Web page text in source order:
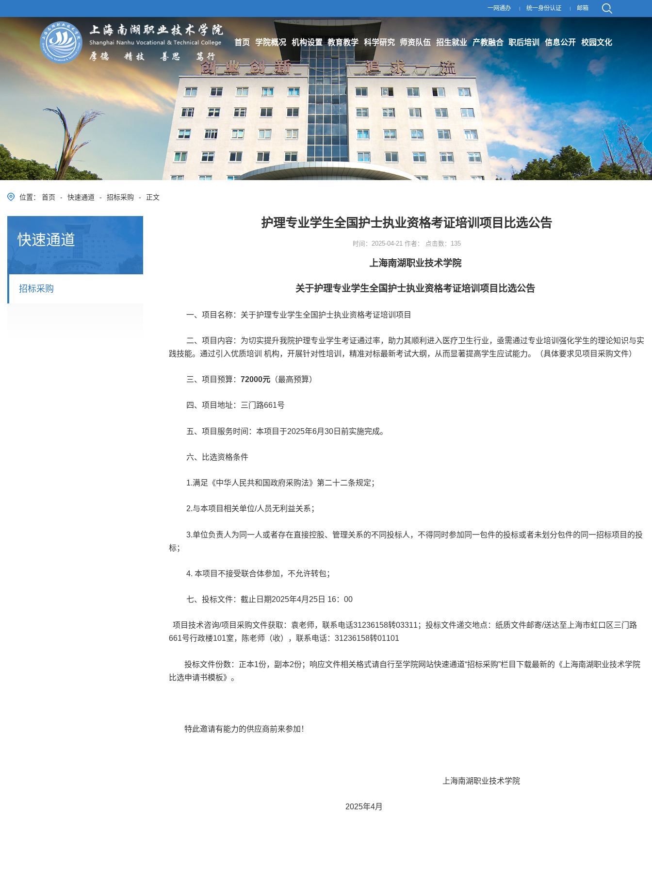
一网通办 统一身份认证 邮箱
首页 学院概况 机构设置 教育教学 科学研究 师资队伍 招生就业 产教融合 职后培训 信息公开 校园文化
位置： 首页 - 快速通道 - 招标采购 - 正文
快速通道
招标采购
护理专业学生全国护士执业资格考证培训项目比选公告
时间：2025-04-21 作者： 点击数： 135
上海南湖职业技术学院
关于护理专业学生全国护士执业资格考证培训项目比选公告
一、 项目名称：关于护理专业学生全国护士执业资格考证培训项目
二、项目内容： 为切实提升我院护理专业学生考证通过率，助力其顺利进入医疗卫生行业，亟需通过专业培训强化学生的理论知识与实
践技能。通过引入优质培训 机构，开展针对性培训，精准对标最新考试大纲，从而显著提高学生应试能力。
（具体要求见项目采购文件）
三、项目预算： 72000元（最高预算）
四、项目地址：三门路661号
五、 项目服务时间： 本项目于2025年6月 30日前实施完成。
六、比选资格条件
1.满足《中华人民共和国政府采购法》第二十二条规定；
2.与本项目相关单位/人员无利益关系；
3.单位负责人为同一人或者存在直接控股、管理关系的不同投标人，不得同时参加同一包件的投标或者未划分包件的同一招标项目的投
标；
4. 本项目不接受联合体参加，不允许转包；
七、投标文件：截止日期2025年4月25日 16：00
项目技术咨询/项目采购文件获取： 袁老师，联系电话31236158转03311； 投标文件递交地点：纸质文件邮寄/送达至上海市虹口区三门路
661号行政楼101室，陈老师（收），联系电话： 31236158转01101
投标文件份数：正本1份，副本2份；响应文件相关格式请自行至学院网站快速通道“招标采购”栏目下载最新的《上海南湖职业技术学院
比选申请书模板》。
特此邀请有能力的供应商前来参加！
上海南湖职业技术学院
2025年4月